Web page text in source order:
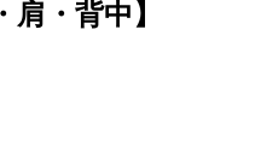
・背中】